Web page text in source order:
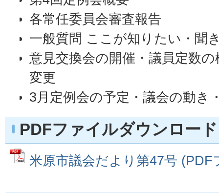
各常任委員会審査報告
一般質問 ここが知りたい・聞
意見交換会の開催・議員定数
変更
3月定例会の予定・議会の動き
PDFファイルダウンロード
米原市議会だより第47号 (PDF